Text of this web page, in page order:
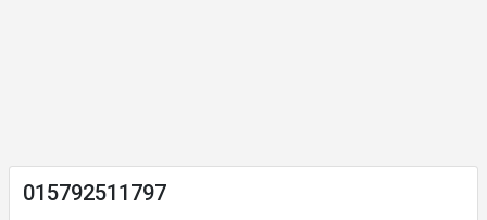
015792511797